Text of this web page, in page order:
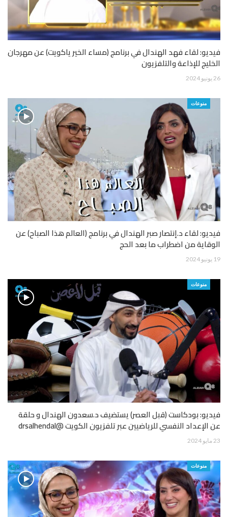
فيديو: لقاء فهد الهندال في برنامج (مساء الخير ياكويت) عن مهرجان
الخليج للإذاعة والتلفزيون
26 يونيو 2024
منوعات
فيديو: لقاء د.إنتصار صبر الهندال في برنامج (العالم هذا الصباح) عن
الوقاية من اضطراب ما بعد الحج
19 يونيو 2024
منوعات
فيديو: بودكاست (قبل العصر) يستضيف د.سعدون الهندال و حلقة
عن الإعداد النفسي للرياضيين عبر تلفزيون الكويت @drsalhendal
23 مايو 2024
منوعات